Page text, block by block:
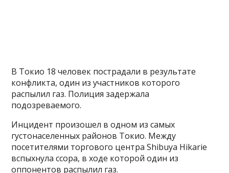
В Токио 18 человек пострадали в результате
конфликта, один из участников которого
распылил газ. Полиция задержала
подозреваемого.
Инцидент произошел в одном из самых
густонаселенных районов Токио. Между
посетителями торгового центра Shibuya Hikarie
вспыхнула ссора, в ходе которой один из
оппонентов распылил газ.